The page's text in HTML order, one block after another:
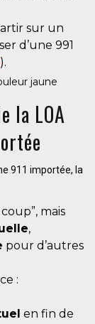
sur un
d’une 991
).
la LOA
911 importée, la
mais
,
pour d’autres
:
en fin de